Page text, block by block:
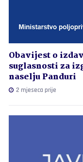
Obavijest o
suglasnosti za
naselju Panduri
2 mjeseca prije